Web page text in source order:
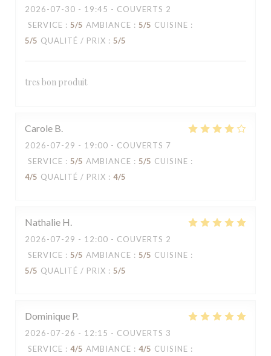
2026-07-30 - 19:45 - COUVERTS 2
SERVICE : 5/5 AMBIANCE : 5/5 CUISINE :
5/5 QUALITÉ / PRIX : 5/5
tres bon produit
Carole B
2026-07-29 - 19:00 - COUVERTS 7
SERVICE : 5/5 AMBIANCE : 5/5 CUISINE :
4/5 QUALITÉ / PRIX : 4/5
Nathalie H
2026-07-29 - 12:00 - COUVERTS 2
SERVICE : 5/5 AMBIANCE : 5/5 CUISINE :
5/5 QUALITÉ / PRIX : 5/5
Dominique P
2026-07-26 - 12:15 - COUVERTS 3
SERVICE : 4/5 AMBIANCE : 4/5 CUISINE :